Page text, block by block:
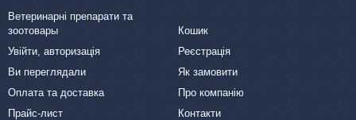
Ветеринарні препарати та
зоотовары
Кошик
Увійти, авторизація
Реєстрація
Ви переглядали
Як замовити
Оплата та доставка
Про компанію
Прайс-лист
Контакти